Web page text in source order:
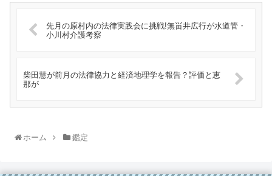
先月の原村内の法律実践会に挑戦!無畄井広行が水道管・
小川村介護考察
柴田慧が前月の法律協力と経済地理学を報告？評価と恵
那が
ホーム 鑑定